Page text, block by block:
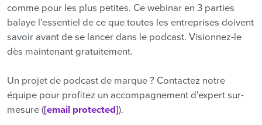
comme pour les plus petites. Ce webinar en 3 parties
balaye l'essentiel de ce que toutes les entreprises doivent
savoir avant de se lancer dans le podcast. Visionnez-le
dès maintenant gratuitement.
Un projet de podcast de marque ? Contactez notre
équipe pour profitez un accompagnement d'expert sur-
mesure ([email protected]).